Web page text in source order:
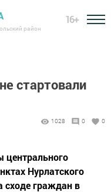
район
16+
стартовали
1028 0 0
центрального
Нурлатского
сходе граждан в